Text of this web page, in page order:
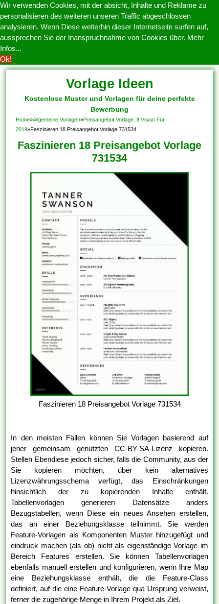
Wir verwenden Cookies, mit der absicht, Inhalte und Reklame zu
personalisieren des weiteren unseren Traffic abgeschlossen
analysieren. Wenn Diese weiterhin dieser Internetseite surfen auf,
aussprechen Sie der Inanspruchnahme von Cookies über. Mehr
Infos...
Ok!
Vorlage Ideen
Kostenlose Muster und Vorlagen für deine perfekte
Bewerbung
Home»Allgemeine Vorlagen»Preisangebot Vorlage: 8 Vision Für
2019»Faszinieren 18 Preisangebot Vorlage 731534
Faszinieren 18 Preisangebot Vorlage
731534
Faszinieren 18 Preisangebot Vorlage 731534
In den meisten Fällen können Sie Vorlagen basierend auf
jener gemeinsam genutzten CC-BY-SA-Lizenz kopieren.
Stellen Ebendiese jedoch sicher, falls die Community, aus der
Sie kopieren möchten, über kein alternatives
Lizenzwährungsschema verfügt, das Einschränkungen
hinsichtlich der zu kopierenden Inhalte enthält.
Tabellenvorlagen generieren Datensätze anders
Bezugstabellen, wenn Diese ein neues Ansehen erstellen,
das an einer Beziehungsklasse teilnimmt. Sie werden
Feature-Vorlagen als Komponenten Muster hinzugefügt und
eindruck machen (als ob) nicht als eigenständige Vorlage im
Bereich Features erstellen. Sie können Tabellenvorlagen
ebenfalls manuell erstellen und konfigurieren, wenn Ihre Map
eine Beziehungsklasse enthält, die die Feature-Class
definiert, auf die eine Feature-Vorlage qua Ursprung verweist,
ferner die zugehörige Menge in Ihrem Projekt als Ziel.